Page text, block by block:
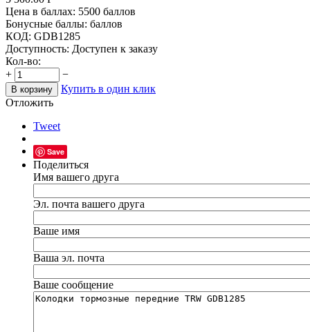
Цена в баллах: 5500 баллов
Бонусные баллы: баллов
КОД: GDB1285
Доступность: Доступен к заказу
Кол-во:
+
−
В корзину
Купить в один клик
Отложить
Tweet
Save
Поделиться
Имя вашего друга
Эл. почта вашего друга
Ваше имя
Ваша эл. почта
Ваше сообщение